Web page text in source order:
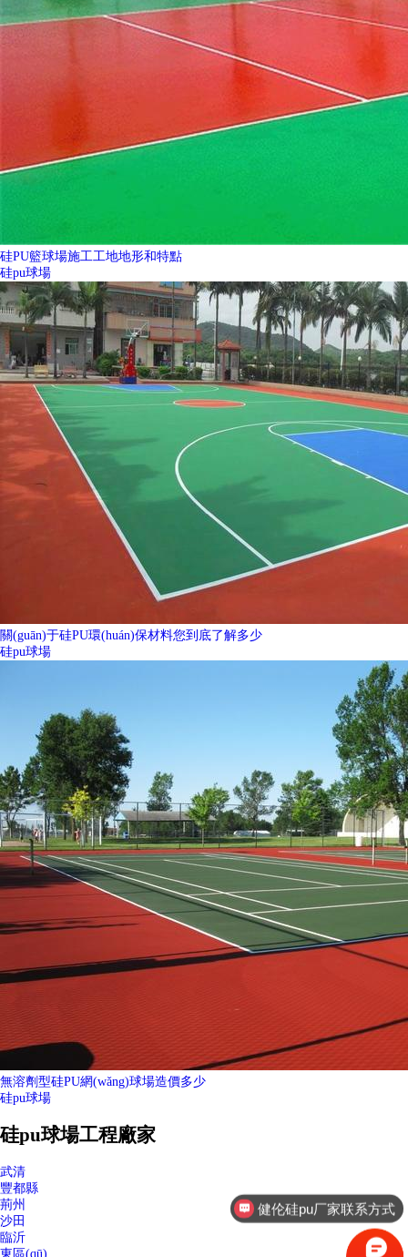
硅PU籃球場施工工地地形和特點
硅pu球場
關(guān)于硅PU環(huán)保材料您到底了解多少
硅pu球場
無溶劑型硅PU網(wǎng)球場造價多少
硅pu球場
硅pu球場工程廠家
武清
豐都縣
荊州
沙田
臨沂
東區(qū)
健伦硅pu厂家联系方式
健伦篮球架厂家联系方式